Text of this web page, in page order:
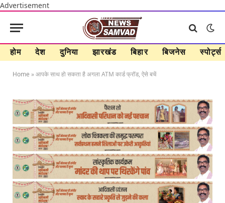
Advertisement
होम देश दुनिया झारखंड बिहार बिजनेस स्पोर्ट्स
Home »आपके साथ हो सकता है अगला ATM कार्ड फ्रॉड, ऐसे बचें